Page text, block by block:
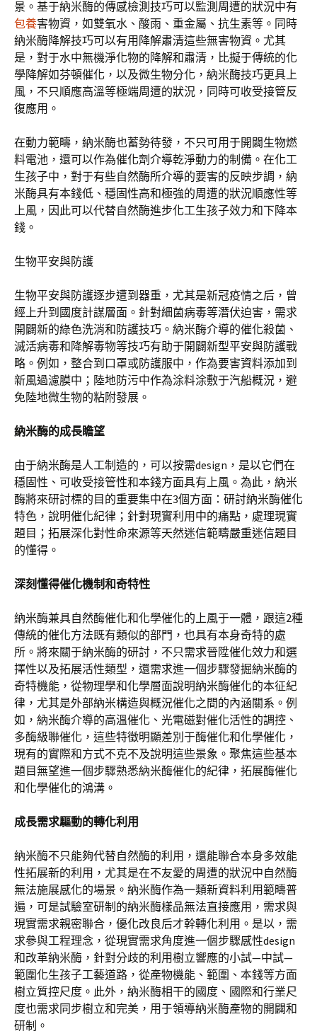
景。基于納米酶的傳感檢測技巧可以監測周遭的狀況中有
包養害物資，如雙氧水、酸雨、重金屬、抗生素等。同時
納米酶降解技巧可以有用降解肅清這些無害物資。尤其
是，對于水中無機淨化物的降解和肅清，比擬于傳統的化
學降解如芬頓催化，以及微生物分化，納米酶技巧更具上
風，不只順應高溫等極端周遭的狀況，同時可收受接管反
復應用。
在動力範疇，納米酶也蓄勢待發，不只可用于開闢生物燃
料電池，還可以作為催化劑介導乾淨動力的制備。在化工
生孩子中，對于有些自然酶所介導的要害的反映步調，納
米酶具有本錢低、穩固性高和極強的周遭的狀況順應性等
上風，因此可以代替自然酶進步化工生孩子效力和下降本
錢。
生物平安與防護
生物平安與防護逐步遭到器重，尤其是新冠疫情之后，曾
經上升到國度計謀層面。針對細菌病毒等潛伏迫害，需求
開闢新的綠色洗消和防護技巧。納米酶介導的催化殺菌、
滅活病毒和降解毒物等技巧有助于開闢新型平安與防護戰
略。例如，整合到口罩或防護服中，作為要害資料添加到
新風過濾膜中；陸地防污中作為涂料涂敷于汽船概況，避
免陸地微生物的粘附發展。
納米酶的成長瞻望
由于納米酶是人工制造的，可以按需design，是以它們在
穩固性、可收受接管性和本錢方面具有上風。為此，納米
酶將來研討標的目的重要集中在3個方面：研討納米酶催化
特色，說明催化紀律；針對現實利用中的痛點，處理現實
題目；拓展深化對性命來源等天然迷信範疇嚴重迷信題目
的懂得。
深刻懂得催化機制和奇特性
納米酶兼具自然酶催化和化學催化的上風于一體，跟這2種
傳統的催化方法既有類似的部門，也具有本身奇特的處
所。將來關于納米酶的研討，不只需求晉陞催化效力和選
擇性以及拓展活性類型，還需求進一個步驟發掘納米酶的
奇特機能，從物理學和化學層面說明納米酶催化的本征紀
律，尤其是外部納米構造與概況催化之間的內涵關系。例
如，納米酶介導的高溫催化、光電磁對催化活性的調控、
多酶級聯催化，這些特徵明顯差別于酶催化和化學催化，
現有的實際和方式不克不及說明這些景象。聚焦這些基本
題目無望進一個步驟熟悉納米酶催化的紀律，拓展酶催化
和化學催化的鴻溝。
成長需求驅動的轉化利用
納米酶不只能夠代替自然酶的利用，還能聯合本身多效能
性拓展新的利用，尤其是在不友愛的周遭的狀況中自然酶
無法施展感化的場景。納米酶作為一類新資料利用範疇普
遍，可是試驗室研制的納米酶樣品無法直接應用，需求與
現實需求親密聯合，優化改良后才幹轉化利用。是以，需
求參與工程理念，從現實需求角度進一個步驟感性design
和改革納米酶，針對分歧的利用樹立響應的小試—中試—
範圍化生孩子工藝道路，從產物機能、範圍、本錢等方面
樹立質控尺度。此外，納米酶相干的國度、國際和行業尺
度也需求同步樹立和完美，用于領導納米酶產物的開闢和
研制。